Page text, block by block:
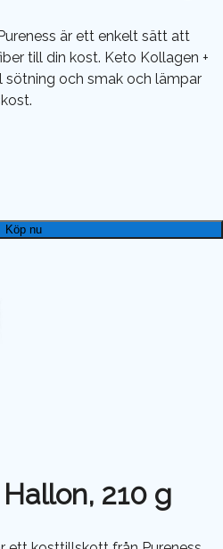
är ett enkelt sätt att
till din kost. Keto Kollagen +
sötning och smak och lämpar
Köp nu
210 g